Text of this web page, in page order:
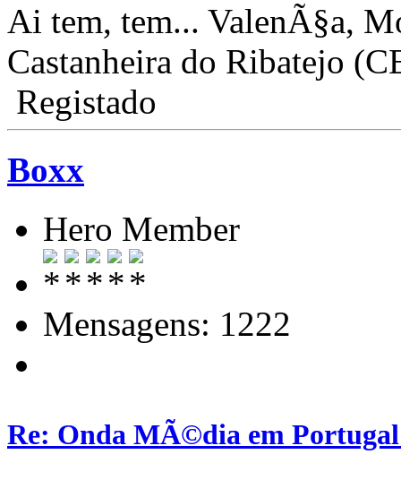
Ai tem, tem... ValenÃ§a,
Castanheira do Ribatejo
Registado
Boxx
Hero Member
Mensagens: 1222
Re: Onda MÃ©dia em